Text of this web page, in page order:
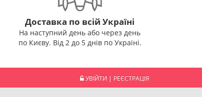
Доставка по всій Україні
На наступний день або через день
по Києву. Від 2 до 5 днів по Україні.
УВІЙТИ | РЕЄСТРАЦІЯ